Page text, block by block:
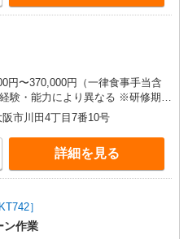
円〜370,000円（一律食事手当含
験・能力により異なる ※研修期間
給1,180円＋食事手当（1日400
皆勤手当（12,000円） 残業手
25,000円） 家族手当（配偶者
給 《月収例》 245,000
各種手当含む）
市川田4丁目7番10号
詳細を見る
］
ン作業